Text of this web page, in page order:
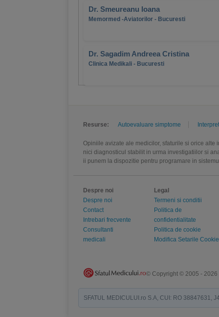
Dr. Smeureanu Ioana
Memormed -Aviatorilor - Bucuresti
Dr. Sagadim Andreea Cristina
Clinica Medikali - Bucuresti
Resurse: Autoevaluare simptome
Opiniile avizate ale medicilor, sfaturile si orice
nici diagnosticul stabilit in urma investigatiilor si
ii punem la dispozitie pentru programare in
Despre noi
Despre noi
Contact
Intrebari frecvente
Consultanti
medicali
Legal
Termeni si conditii
Politica de
confidentialitate
Politica de cookie
Modifica Setarile Cookie
© Copyright © 2005 - 2026
SFATUL MEDICULUI.ro S.A, CUI: RO 38847631,